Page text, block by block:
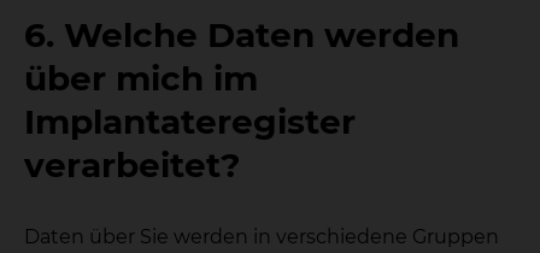
6. Welche Daten werden
über mich im
Implantateregister
verarbeitet?
Daten über Sie werden in verschiedene Gruppen